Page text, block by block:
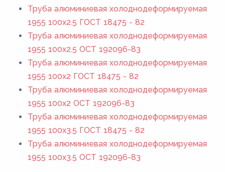
Труба алюминиевая холоднодеформируемая
1955 100x2.5 ГОСТ 18475 - 82
Труба алюминиевая холоднодеформируемая
1955 100x2.5 ОСТ 192096-83
Труба алюминиевая холоднодеформируемая
1955 100x2 ГОСТ 18475 - 82
Труба алюминиевая холоднодеформируемая
1955 100x2 ОСТ 192096-83
Труба алюминиевая холоднодеформируемая
1955 100x3.5 ГОСТ 18475 - 82
Труба алюминиевая холоднодеформируемая
1955 100x3.5 ОСТ 192096-83